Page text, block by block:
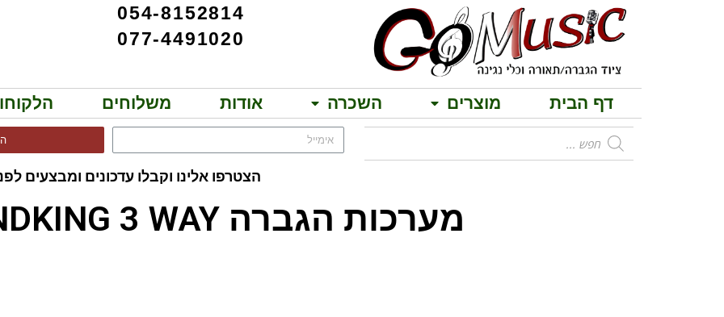
054-8152814
077-4491020
דף הבית מוצרים השכרה אודות משלוחים
הצטרפו אלינו וקבלו עדכונים ומבצעים
מערכות הגברה SOUNDKING 3 WAY!!